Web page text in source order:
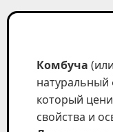
Комбуча
который
свойства и